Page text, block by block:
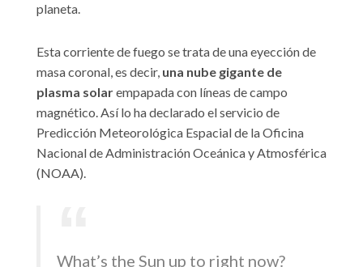
planeta.
Esta corriente de fuego se trata de una eyección de
masa coronal, es decir, una nube gigante de
plasma solarempapada con líneas de campo
magnético. Así lo ha declarado el servicio de
Predicción Meteorológica Espacial de la Oficina
Nacional de Administración Oceánica y Atmosférica
(NOAA).
What’s the Sun up to right now?